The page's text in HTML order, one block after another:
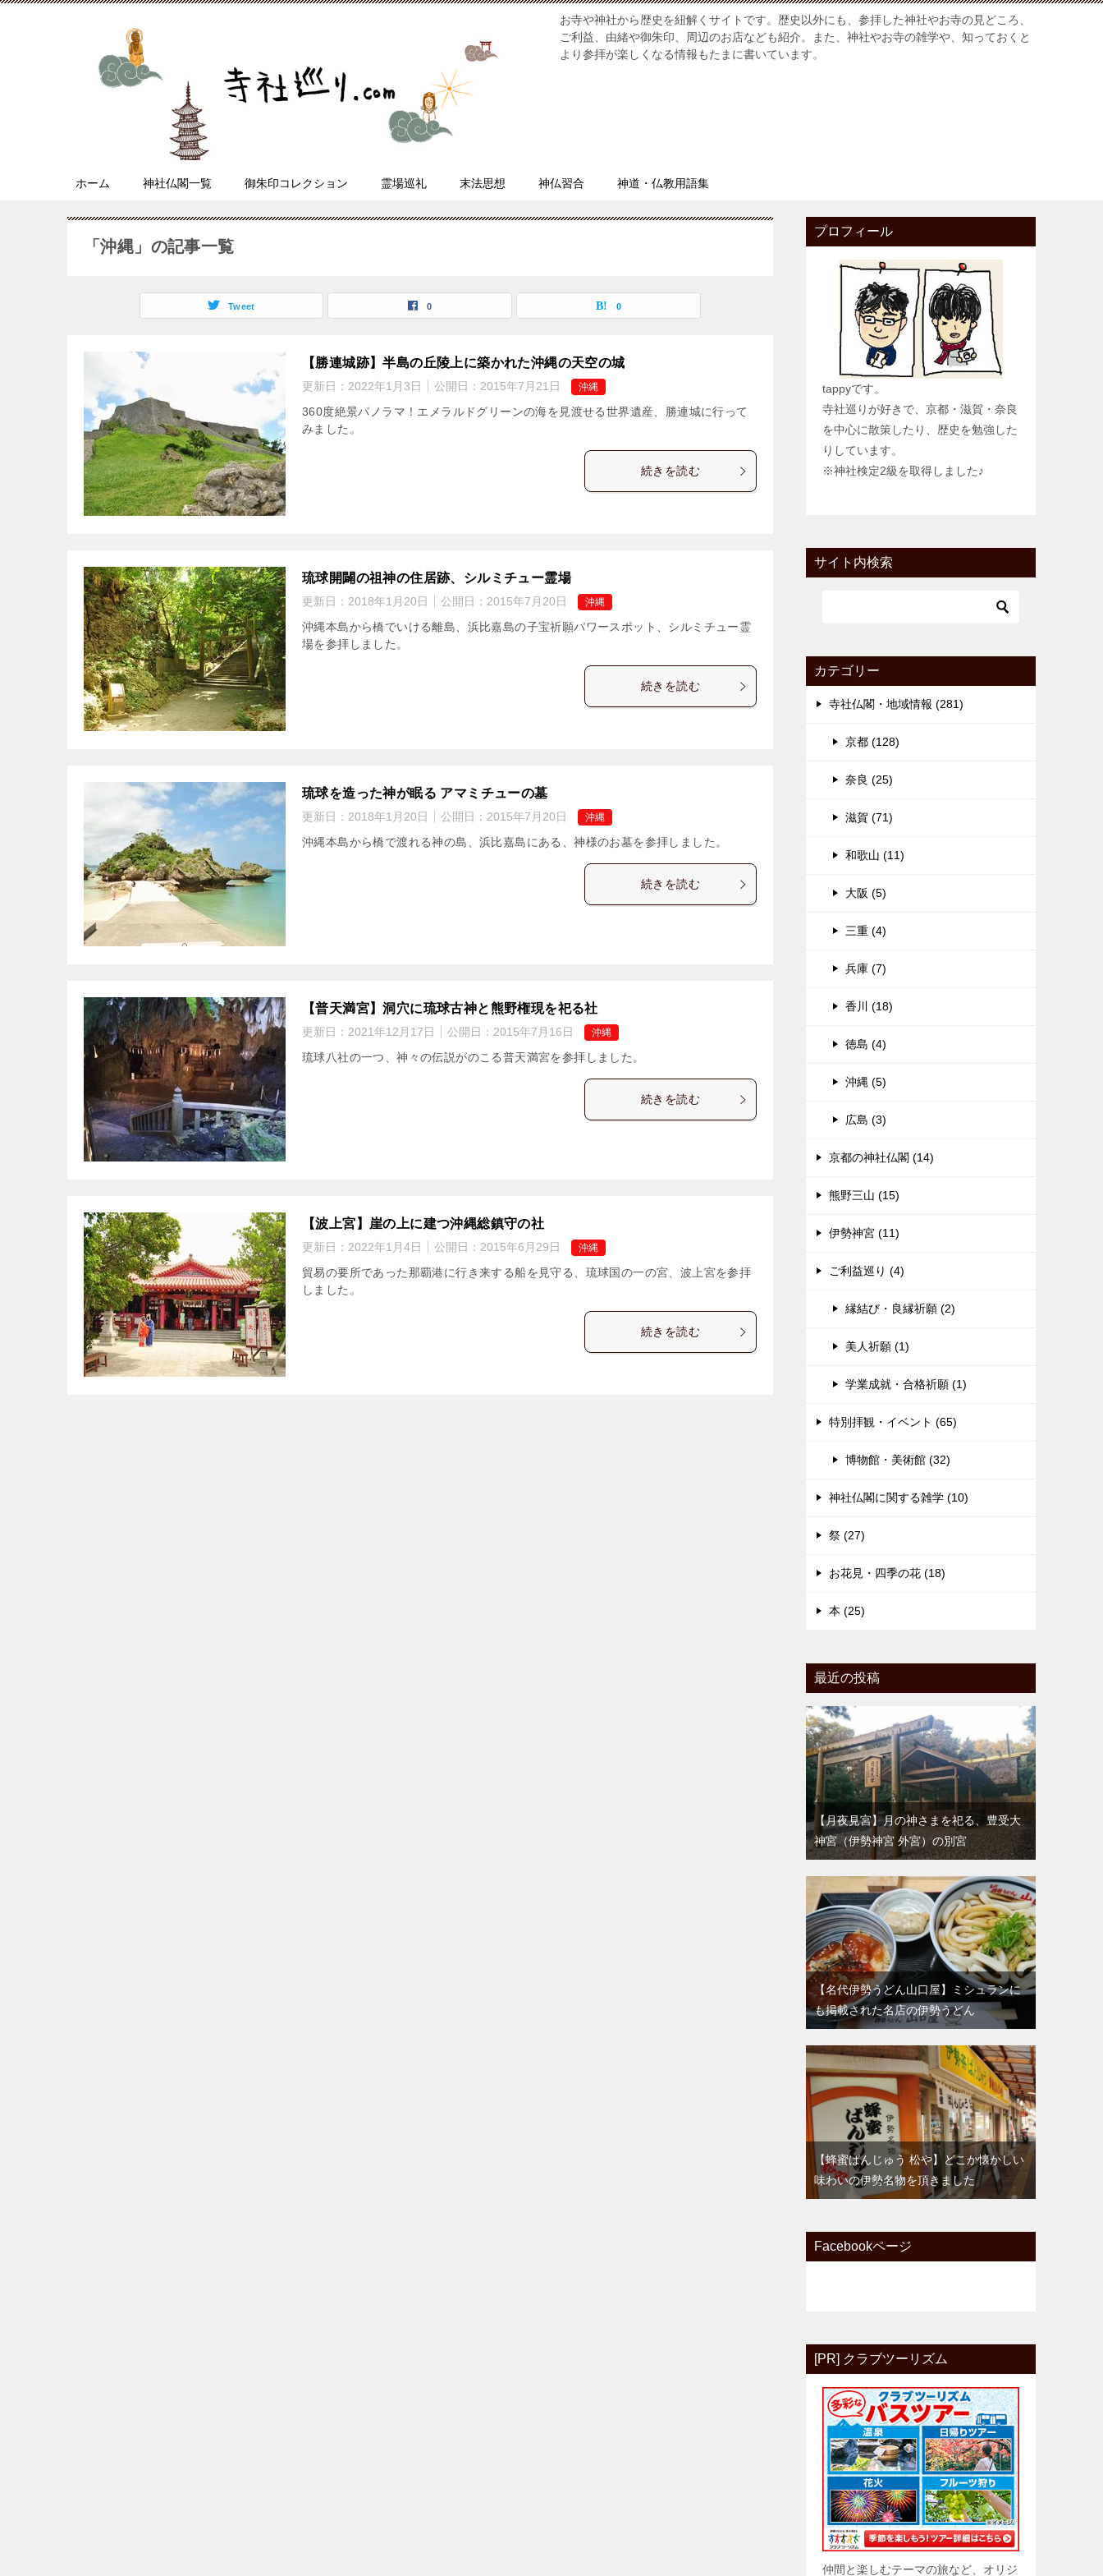
お寺や神社から歴史を紐解くサイトです。歴史以外にも、参拝した神社やお寺の見どころ、
ご利益、由緒や御朱印、周辺のお店なども紹介。また、神社やお寺の雑学や、知っておくと
より参拝が楽しくなる情報もたまに書いています。
ホーム 神社仏閣一覧 御朱印コレクション 霊場巡礼 末法思想 神仏習合 神道・仏教用語集
「沖縄」の記事一覧
Tweet 0 0
【勝連城跡】半島の丘陵上に築かれた沖縄の天空の城
更新日： 2022年1月3日 公開日： 2015年7月21日 沖縄
360度絶景パノラマ！エメラルドグリーンの海を見渡せる世界遺産、勝連城に行って
みました。
続きを読む
琉球開闢の祖神の住居跡、シルミチュー霊場
更新日： 2018年1月20日 公開日： 2015年7月20日 沖縄
沖縄本島から橋でいける離島、浜比嘉島の子宝祈願パワースポット、シルミチュー霊
場を参拝しました。
続きを読む
琉球を造った神が眠る アマミチューの墓
更新日： 2018年1月20日 公開日： 2015年7月20日 沖縄
沖縄本島から橋で渡れる神の島、浜比嘉島にある、神様のお墓を参拝しました。
続きを読む
【普天満宮】洞穴に琉球古神と熊野権現を祀る社
更新日： 2021年12月17日 公開日： 2015年7月16日 沖縄
琉球八社の一つ、神々の伝説がのこる普天満宮を参拝しました。
続きを読む
【波上宮】崖の上に建つ沖縄総鎮守の社
更新日： 2022年1月4日 公開日： 2015年6月29日 沖縄
貿易の要所であった那覇港に行き来する船を見守る、琉球国の一の宮、波上宮を参拝
しました。
続きを読む
プロフィール
tappyです。
寺社巡りが好きで、京都・滋賀・奈良
を中心に散策したり、歴史を勉強した
りしています。
※神社検定2級を取得しました♪
サイト内検索
カテゴリー
寺社仏閣・地域情報 (281)
京都 (128)
奈良 (25)
滋賀 (71)
和歌山 (11)
大阪 (5)
三重 (4)
兵庫 (7)
香川 (18)
徳島 (4)
沖縄 (5)
広島 (3)
京都の神社仏閣 (14)
熊野三山 (15)
伊勢神宮 (11)
ご利益巡り (4)
縁結び・良縁祈願 (2)
美人祈願 (1)
学業成就・合格祈願 (1)
特別拝観・イベント (65)
博物館・美術館 (32)
神社仏閣に関する雑学 (10)
祭 (27)
お花見・四季の花 (18)
本 (25)
最近の投稿
【月夜見宮】月の神さまを祀る、豊受大
神宮（伊勢神宮 外宮）の別宮
【名代伊勢うどん山口屋】ミシュランに
も掲載された名店の伊勢うどん
【蜂蜜ぱんじゅう 松や】どこか懐かしい
味わいの伊勢名物を頂きました
Facebookページ
[PR] クラブツーリズム
仲間と楽しむテーマの旅など、オリジ